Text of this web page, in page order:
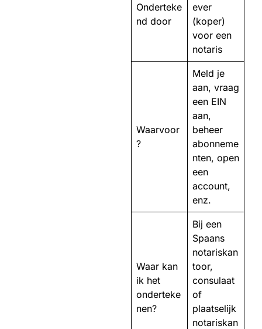
Onderteke
nd door
ever
(koper)
voor een
notaris
Waarvoor
?
Meld je
aan, vraag
een EIN
aan,
beheer
abonneme
nten, open
een
account,
enz.
Waar kan
ik het
onderteke
nen?
Bij een
Spaans
notariskan
toor,
consulaat
of
plaatselijk
notariskan